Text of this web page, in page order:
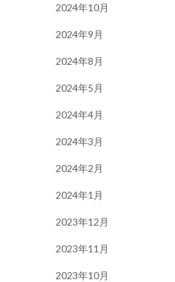
2024年10月
2024年9月
2024年8月
2024年5月
2024年4月
2024年3月
2024年2月
2024年1月
2023年12月
2023年11月
2023年10月